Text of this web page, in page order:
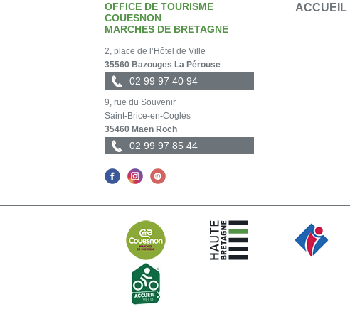
OFFICE DE TOURISME
COUESNON
MARCHES DE BRETAGNE
2, place de l’Hôtel de Ville
35560 Bazouges La Pérouse
02 99 97 40 94
9, rue du Souvenir
Saint-Brice-en-Coglès
35460 Maen Roch
02 99 97 85 44
ACCUEIL